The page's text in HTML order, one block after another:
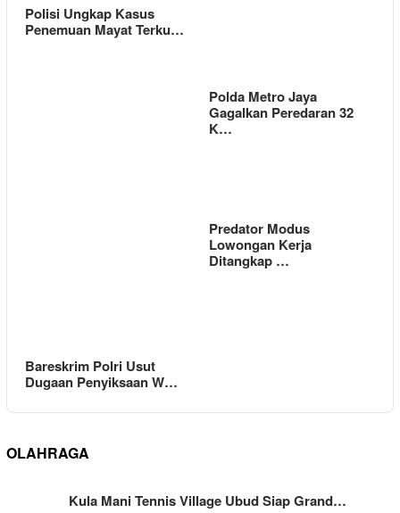
Polisi Ungkap Kasus
Penemuan Mayat Terku…
Polda Metro Jaya
Gagalkan Peredaran 32
K…
Bareskrim Polri Usut
Dugaan Penyiksaan W…
Predator Modus
Lowongan Kerja
Ditangkap …
OLAHRAGA
Kula Mani Tennis Village Ubud Siap Grand…